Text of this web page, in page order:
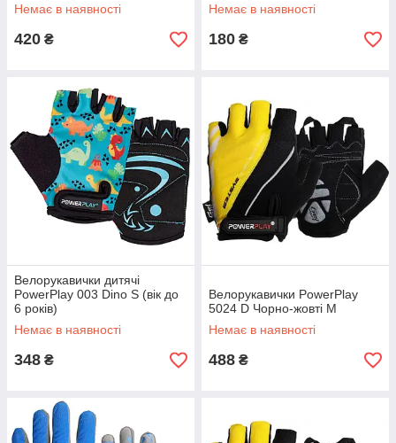
Немає в наявності
420 ₴
Немає в наявності
180 ₴
Велорукавички дитячі
PowerPlay 003 Dino S (вік до
6 років)
Немає в наявності
348 ₴
Велорукавички PowerPlay
5024 D Чорно-жовті M
Немає в наявності
488 ₴